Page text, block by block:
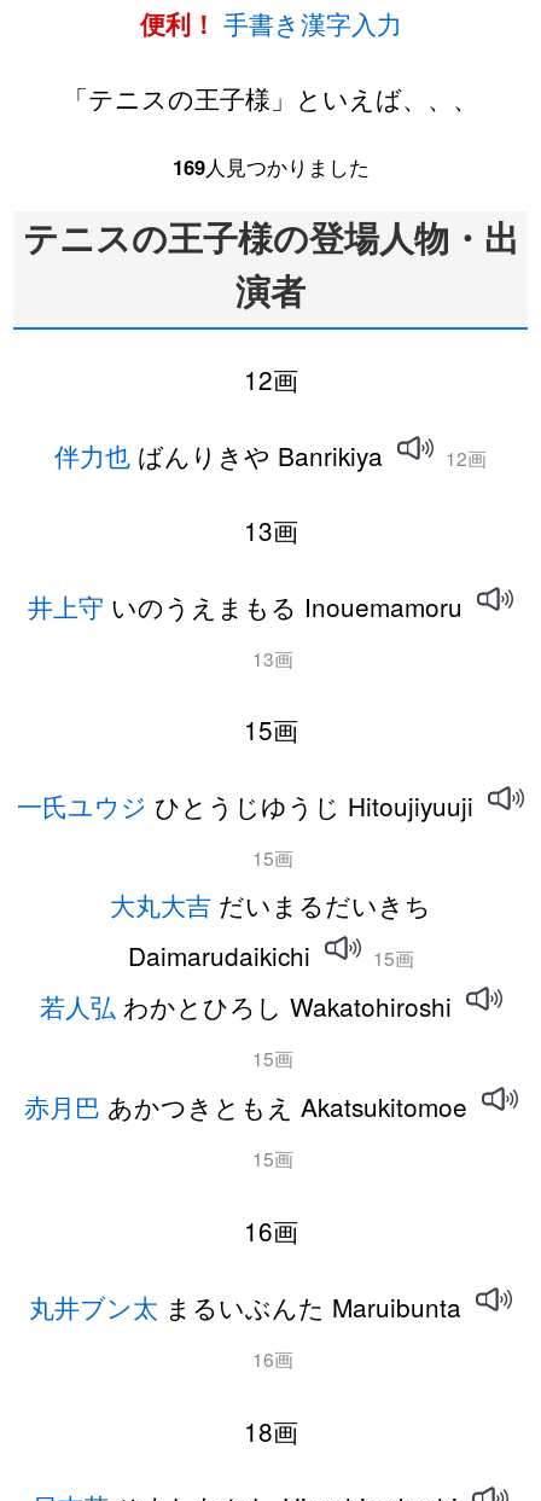
便利！ 手書き漢字入力
「テニスの王子様」といえば、、、
169人見つかりました
テニスの王子様の登場人物・出
演者
12画
伴力也 ばんりきや Banrikiya 12画
13画
井上守 いのうえまもる Inouemamoru
13画
15画
一氏ユウジ ひとうじゆうじ Hitoujiyuuji
15画
大丸大吉 だいまるだいきち
Daimarudaikichi
15画
若人弘 わかとひろし Wakatohiroshi
15画
赤月巴 あかつきともえ Akatsukitomoe
15画
16画
丸井ブン太 まるいぶんた Maruibunta
16画
18画